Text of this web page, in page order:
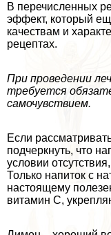
В перечисленных
эффект, который
качествам и
рецептах.
При проведении
требуется
самочувствием.
Если
подчеркнуть, что
условии
Только напиток с
настоящему
витамин С,